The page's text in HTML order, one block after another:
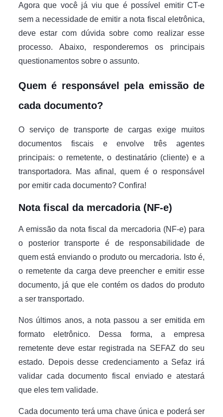
Agora que você já viu que é possível emitir CT-e
sem a necessidade de emitir a nota fiscal eletrônica,
deve estar com dúvida sobre como realizar esse
processo. Abaixo, responderemos os principais
questionamentos sobre o assunto.
Quem é responsável pela emissão de
cada documento?
O serviço de transporte de cargas exige muitos
documentos fiscais e envolve três agentes
principais: o remetente, o destinatário (cliente) e a
transportadora. Mas afinal, quem é o responsável
por emitir cada documento? Confira!
Nota fiscal da mercadoria (NF-e)
A emissão da nota fiscal da mercadoria (NF-e) para
o posterior transporte é de responsabilidade de
quem está enviando o produto ou mercadoria. Isto é,
o remetente da carga deve preencher e emitir esse
documento, já que ele contém os dados do produto
a ser transportado.
Nos últimos anos, a nota passou a ser emitida em
formato eletrônico. Dessa forma, a empresa
remetente deve estar registrada na SEFAZ do seu
estado. Depois desse credenciamento a Sefaz irá
validar cada documento fiscal enviado e atestará
que eles tem validade.
Cada documento terá uma chave única e poderá ser